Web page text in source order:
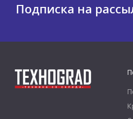
Подписка на